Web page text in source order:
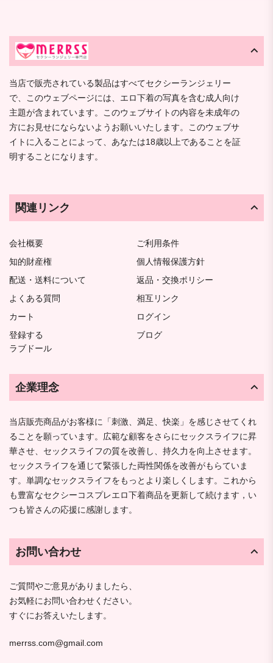
当店で販売されている製品はすべてセクシーランジェリー
で、このウェブページには、エロ下着の写真を含む成人向け
主題が含まれています。このウェブサイトの内容を未成年の
方にお見せにならないようお願いいたします。このウェブサ
イトに入ることによって、あなたは18歳以上であることを証
明することになります。
関連リンク
会社概要
ご利用条件
知的財産権
個人情報保護方針
配送・送料について
返品・交換ポリシー
よくある質問
相互リンク
カート
ログイン
登録する
ブログ
ラブドール
企業理念
当店販売商品がお客様に「刺激、満足、快楽」を感じさせてくれ
ることを願っています。広範な顧客をさらにセックスライフに昇
華させ、セックスライフの質を改善し、持久力を向上させます。
セックスライフを通じて緊張した両性関係を改善がもらていま
す。単調なセックスライフをもっとより楽しくします。これから
も豊富なセクシーコスプレエロ下着商品を更新して続けます，い
つも皆さんの応援に感謝します。
お問い合わせ
ご質問やご意見がありましたら、
お気軽にお問い合わせください。
すぐにお答えいたします。
merrss.com@gmail.com